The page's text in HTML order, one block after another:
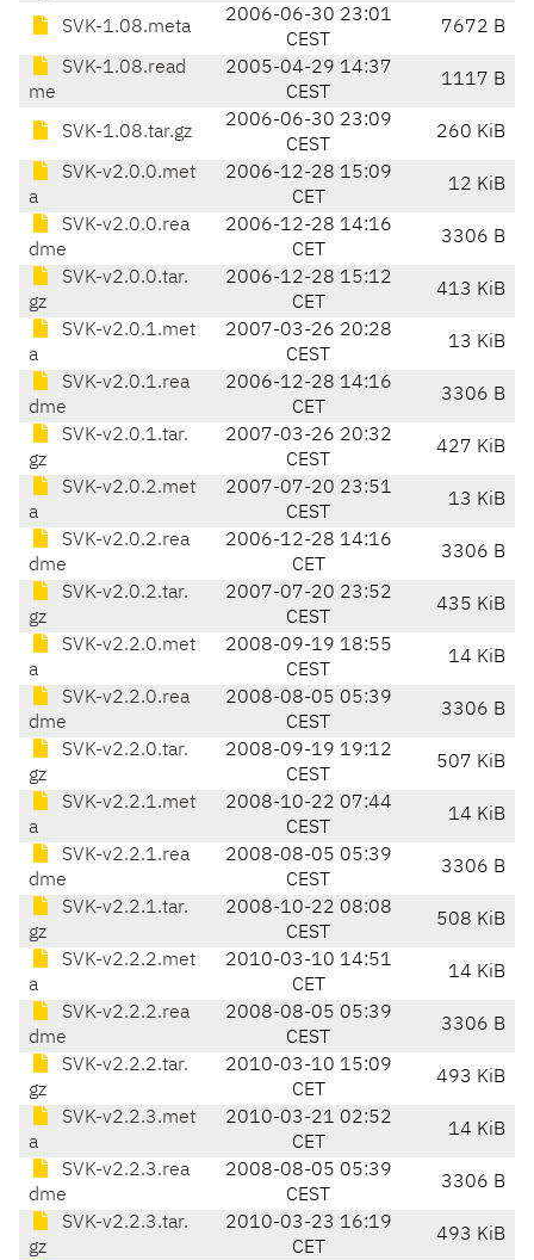
SVK-1.08.meta
2006-06-30 23:01
CEST
7672 B
SVK-1.08.read
me
2005-04-29 14:37
CEST
1117 B
SVK-1.08.tar.gz
2006-06-30 23:09
CEST
260 KiB
SVK-v2.0.0.met
a
2006-12-28 15:09
CET
12 KiB
SVK-v2.0.0.rea
dme
2006-12-28 14:16
CET
3306 B
SVK-v2.0.0.tar.
gz
2006-12-28 15:12
CET
413 KiB
SVK-v2.0.1.met
a
2007-03-26 20:28
CEST
13 KiB
SVK-v2.0.1.rea
dme
2006-12-28 14:16
CET
3306 B
SVK-v2.0.1.tar.
gz
2007-03-26 20:32
CEST
427 KiB
SVK-v2.0.2.met
a
2007-07-20 23:51
CEST
13 KiB
SVK-v2.0.2.rea
dme
2006-12-28 14:16
CET
3306 B
SVK-v2.0.2.tar.
gz
2007-07-20 23:52
CEST
435 KiB
SVK-v2.2.0.met
a
2008-09-19 18:55
CEST
14 KiB
SVK-v2.2.0.rea
dme
2008-08-05 05:39
CEST
3306 B
SVK-v2.2.0.tar.
gz
2008-09-19 19:12
CEST
507 KiB
SVK-v2.2.1.met
a
2008-10-22 07:44
CEST
14 KiB
SVK-v2.2.1.rea
dme
2008-08-05 05:39
CEST
3306 B
SVK-v2.2.1.tar.
gz
2008-10-22 08:08
CEST
508 KiB
SVK-v2.2.2.met
a
2010-03-10 14:51
CET
14 KiB
SVK-v2.2.2.rea
dme
2008-08-05 05:39
CEST
3306 B
SVK-v2.2.2.tar.
gz
2010-03-10 15:09
CET
493 KiB
SVK-v2.2.3.met
a
2010-03-21 02:52
CET
14 KiB
SVK-v2.2.3.rea
dme
2008-08-05 05:39
CEST
3306 B
SVK-v2.2.3.tar.
gz
2010-03-23 16:19
CET
493 KiB